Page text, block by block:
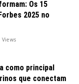
Os 15
2025 no
Views
como principal
que conectam